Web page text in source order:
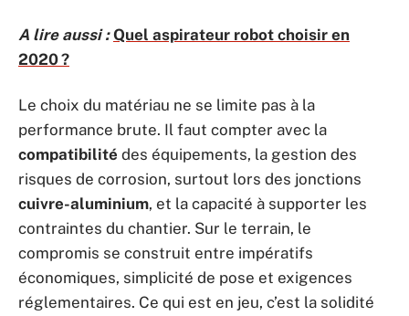
A lire aussi : Quel aspirateur robot choisir en
2020 ?
Le choix du matériau ne se limite pas à la
performance brute. Il faut compter avec la
compatibilité des équipements, la gestion des
risques de corrosion, surtout lors des jonctions
cuivre-aluminium, et la capacité à supporter les
contraintes du chantier. Sur le terrain, le
compromis se construit entre impératifs
économiques, simplicité de pose et exigences
réglementaires. Ce qui est en jeu, c’est la solidité